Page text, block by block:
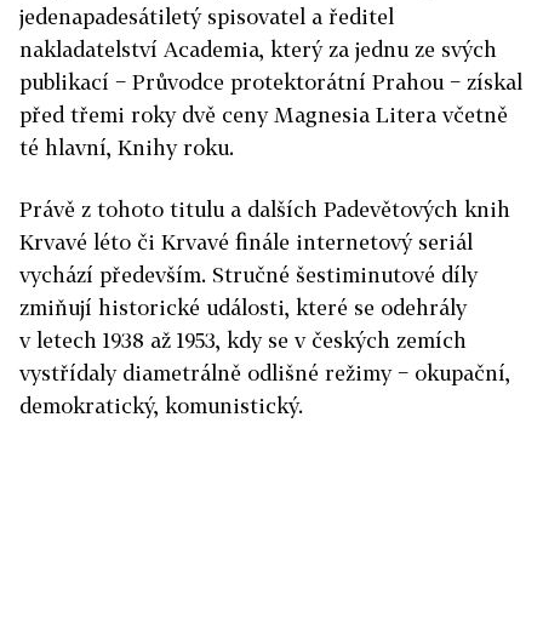
jedenapadesátiletý spisovatel a ředitel
nakladatelství Academia, který za jednu ze svých
publikací − Průvodce protektorátní Prahou − získal
před třemi roky dvě ceny Magnesia Litera včetně
té hlavní, Knihy roku.
Právě z tohoto titulu a dalších Padevětových knih
Krvavé léto či Krvavé finále internetový seriál
vychází především. Stručné šestiminutové díly
zmiňují historické události, které se odehrály
v letech 1938 až 1953, kdy se v českých zemích
vystřídaly diametrálně odlišné režimy − okupační,
demokratický, komunistický.